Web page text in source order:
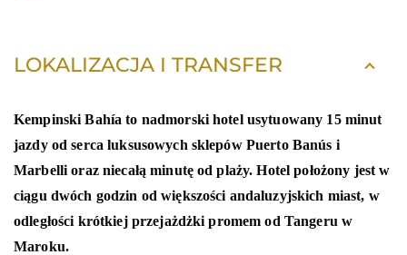
LOKALIZACJA I TRANSFER
Kempinski Bahía to nadmorski hotel usytuowany 15 minut
jazdy od serca luksusowych sklepów Puerto Banús i
Marbelli oraz niecałą minutę od plaży. Hotel położony jest w
ciągu dwóch godzin od większości andaluzyjskich miast, w
odległości krótkiej przejażdżki promem od Tangeru w
Maroku.